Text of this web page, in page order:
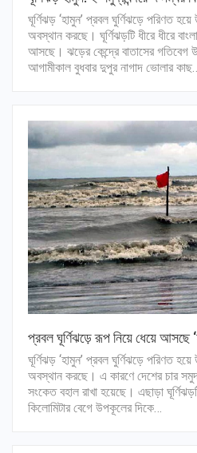
ঘূর্ণিঝড় ‌‘হামুন’ প্রবল ঘুর্ণিঝড়ে পরিণত
অবস্থান করছে। ঘূর্ণিঝড়টি ধীরে ধীরে
আসছে। ঝড়ের কেন্দ্রে বাতাসের গতিবেগ
আগামীকাল বুধবার দুপুর নাগাদ ভোলার
প্রবল ঘূর্ণিঝড়ে রূপ নিয়ে ধেয়ে আসছে
ঘূর্ণিঝড় ‌‘হামুন’ প্রবল ঘুর্ণিঝড়ে পরিণত
অবস্থান করছে। এ কারণে দেশের চার
সংকেত বহাল রাখা হয়েছে। এছাড়া
কিলোমিটার বেগে উপকূলের দিকে…